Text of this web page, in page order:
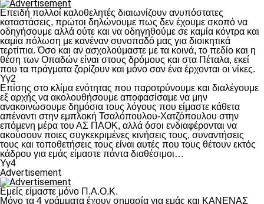
Επειδή πολλοί καλοθελητές διαιωνίζουν ανυπόστατες
καταστάσεις, πρώτοι δηλώνουμε πως δεν έχουμε σκοπό να
οδηγήσουμε αλλά ούτε και να οδηγηθούμε σε καμία κόντρα και
καμία πόλωση με κανέναν συνοπαδό μας για διοικητικά
τερτίπια. Όσο και αν ασχολούμαστε με τα κοινά, το πεδίο και η
θέση των Οπαδών είναι στους δρόμους και στα Πέταλα, εκεί
που τα πράγματα ζορίζουν και μόνο σαν ένα έρχονται οι νίκες.
Υγ2
Επίσης στο κλίμα ενότητας που παροτρύνουμε και διαλέγουμε
εξ αρχής να ακολουθήσουμε αποφασίσαμε να μην
ανακοινώσουμε δημόσια τους λόγους που είμαστε κάθετα
απέναντι στην εμπλοκή Τσαλόπουλου-Χατζόπουλου στην
επόμενη μέρα του ΑΣ ΠΑΟΚ, αλλά όσοι ενδιαφέρονται να
ακούσουν ποιες συγκεκριμένες κινήσεις τους, συναντήσεις
τους και τοποθετήσεις τους είναι αυτές που τους θέτουν εκτός
κάδρου για εμάς είμαστε πάντα διαθέσιμοι…
Υγ4
Advertisement
Εμείς είμαστε μόνο Π.Α.Ο.Κ.
Μόνο τα 4 γράμματα έχουν σημασία για εμάς και ΚΑΝΕΝΑΣ